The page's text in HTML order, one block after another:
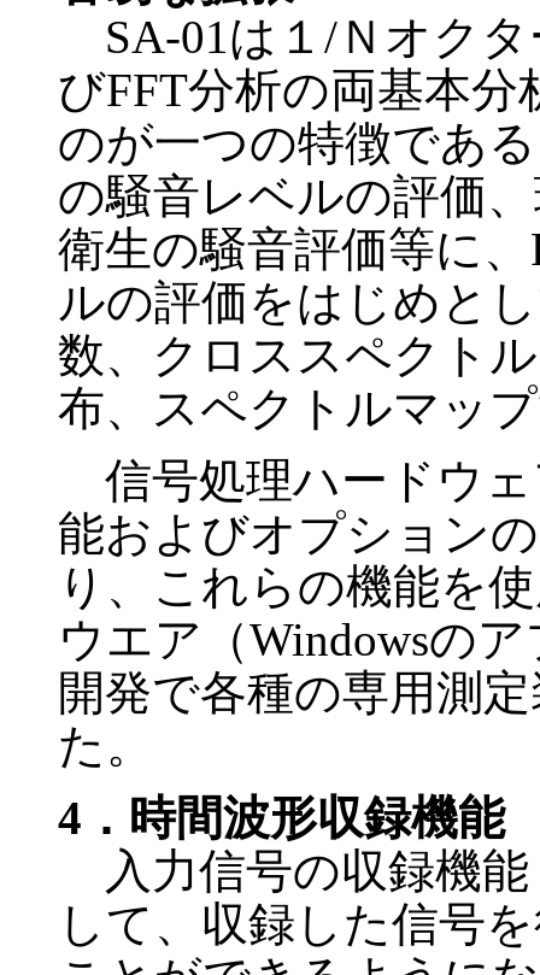
SA-01は１/Ｎオク
びFFT分析の両基本
のが一つの特徴であ
の騒音レベルの評価
衛生の騒音評価等に
ルの評価をはじめと
数、クロススペクト
布、スペクトルマッ
信号処理ハードウェ
能およびオプション
り、これらの機能を
ウエア（Windowsの
開発で各種の専用測
た。
4．時間波形収録機能
入力信号の収録機能
して、収録した信号